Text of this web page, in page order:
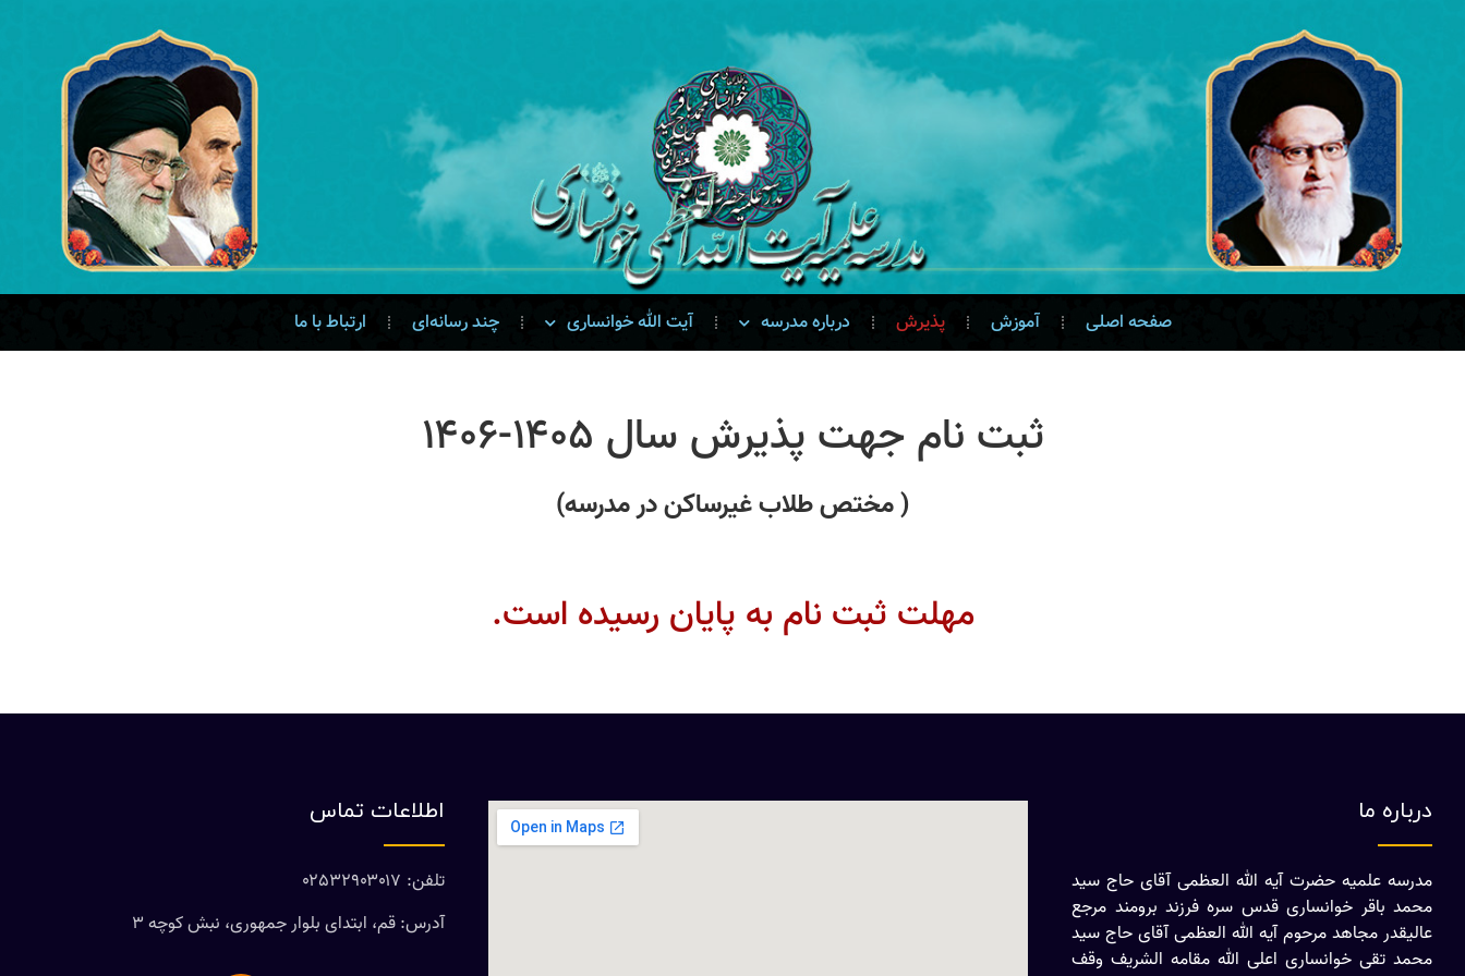
صفحه اصلی آموزش پذیرش درباره مدرسه آیت الله خوانساری چند رسانه‌ای ارتباط با ما
ثبت نام جهت پذیرش سال ۱۴۰۵-۱۴۰۶
( مختص طلاب غیرساکن در مدرسه)
مهلت ثبت نام به پایان رسیده است.
درباره ما
مدرسه علمیه حضرت آیه الله العظمی آقای حاج سید
محمد باقر خوانساری قدس سره فرزند برومند مرجع
عالیقدر مجاهد مرحوم آیه الله العظمی آقای حاج سید
محمد تقی خوانساری اعلی الله مقامه الشریف وقف
اطلاعات تماس
تلفن: ۰۲۵۳۲۹۰۳۰۱۷
آدرس: قم، ابتدای بلوار جمهوری، نبش کوچه ۳